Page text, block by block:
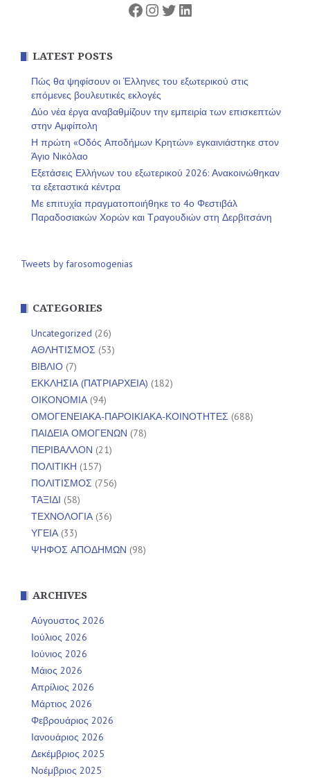
Facebook
Instagram
Twitter
Linkedin
LATEST POSTS
Πώς θα ψηφίσουν οι Έλληνες του εξωτερικού στις
επόμενες βουλευτικές εκλογές
Δύο νέα έργα αναβαθμίζουν την εμπειρία των επισκεπτών
στην Αμφίπολη
Η πρώτη «Οδός Αποδήμων Κρητών» εγκαινιάστηκε στον
Άγιο Νικόλαο
Εξετάσεις Ελλήνων του εξωτερικού 2026: Ανακοινώθηκαν
τα εξεταστικά κέντρα
Με επιτυχία πραγματοποιήθηκε το 4ο Φεστιβάλ
Παραδοσιακών Χορών και Τραγουδιών στη Δερβιτσάνη
Tweets by farosomogenias
CATEGORIES
Uncategorized (26)
ΑΘΛΗΤΙΣΜΟΣ (53)
ΒΙΒΛΙΟ (7)
ΕΚΚΛΗΣΙΑ (ΠΑΤΡΙΑΡΧΕΙΑ) (182)
ΟΙΚΟΝΟΜΙΑ(94)
ΟΜΟΓΕΝΕΙΑΚΑ-ΠΑΡΟΙΚΙΑΚΑ-ΚΟΙΝΟΤΗΤΕΣ (688)
ΠΑΙΔΕΙΑ ΟΜΟΓΕΝΩΝ (78)
ΠΕΡΙΒΑΛΛΟΝ (21)
ΠΟΛΙΤΙΚΗ (157)
ΠΟΛΙΤΙΣΜΟΣ (756)
ΤΑΞΙΔΙ (58)
ΤΕΧΝΟΛΟΓΙΑ(36)
ΥΓΕΙΑ(33)
ΨΗΦΟΣ ΑΠΟΔΗΜΩΝ (98)
ARCHIVES
Αύγουστος 2026
Ιούλιος 2026
Ιούνιος 2026
Μάιος 2026
Απρίλιος 2026
Μάρτιος 2026
Φεβρουάριος 2026
Ιανουάριος 2026
Δεκέμβριος 2025
Νοέμβριος 2025